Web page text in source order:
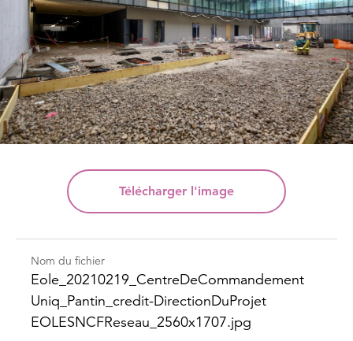
Télécharger l'image
Nom du fichier
Eole_​20210219_​Centre​DeCommandement​
Uniq_​Pantin_​credit-​Direction​DuProjet​
EOLESNCFReseau_​2560x1707.jpg